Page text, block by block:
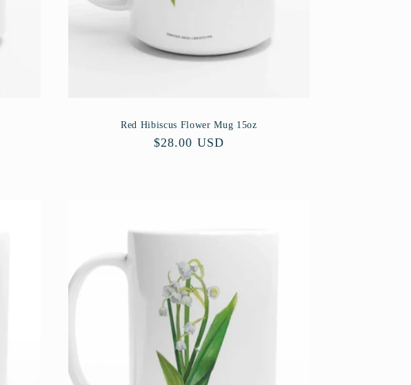
Red Hibiscus Flower Mug 15oz
Precio
$28.00 USD